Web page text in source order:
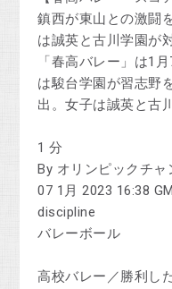
鎮西が東山との激闘
は誠英と古川学園が
「春高バレー」は1
は駿台学園が習志野
出。女子は誠英と古
1 分
By オリンピックチャ
07 1月 2023 16:38
discipline
バレーボール
高校バレー／勝利し